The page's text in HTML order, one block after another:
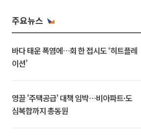
주요뉴스
바다 태운 폭염에…회 한 접시도 ‘히트플레
이션’
영끌 '주택공급' 대책 임박⋯비아파트·도
심복합까지 총동원